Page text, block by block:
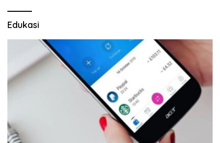
Edukasi